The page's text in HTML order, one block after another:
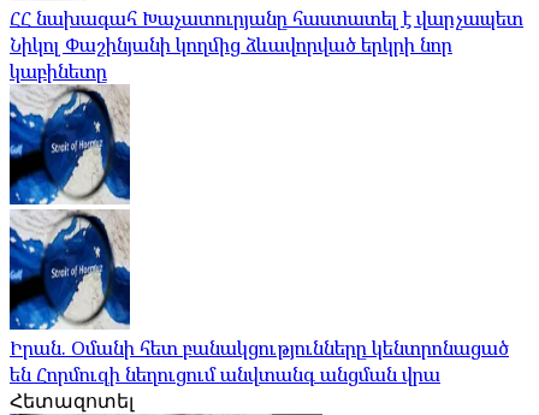
ՀՀ նախագահ Խաչատուրյանը հաստատել է վարչապետ
Նիկոլ Փաշինյանի կողմից ձևավորված երկրի նոր
կաբինետը
Իրան. Օմանի հետ բանակցությունները կենտրոնացած
են Հորմուզի նեղուցում անվտանգ անցման վրա
Հետազոտել